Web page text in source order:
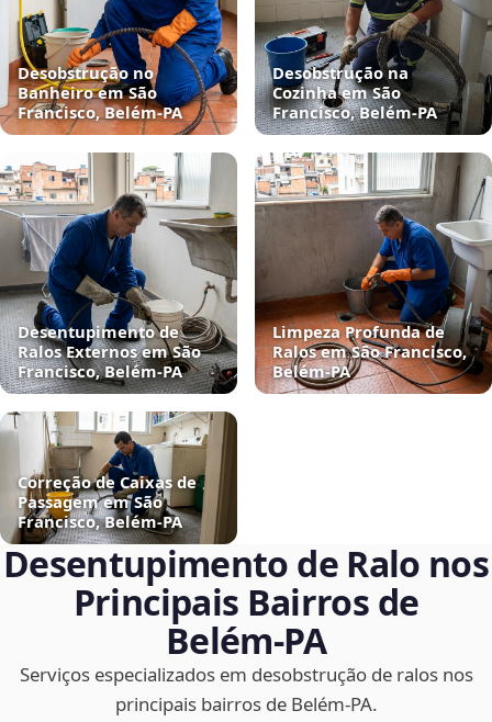
Desobstrução no
Banheiro em São
Francisco, Belém‑PA
Desobstrução na
Cozinha em São
Francisco, Belém‑PA
Desentupimento de
Ralos Externos em São
Francisco, Belém‑PA
Limpeza Profunda de
Ralos em São Francisco,
Belém‑PA
Correção de Caixas de
Passagem em São
Francisco, Belém‑PA
Desentupimento de Ralo nos
Principais Bairros de
Belém‑PA
Serviços especializados em desobstrução de ralos nos
principais bairros de Belém‑PA.